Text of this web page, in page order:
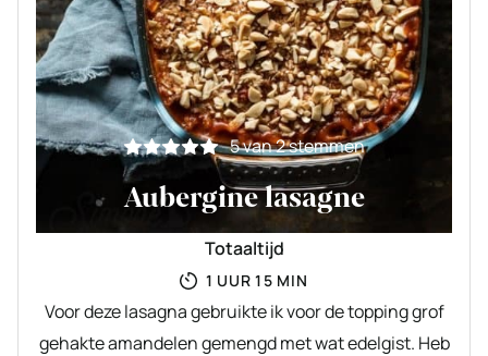
5van2stemmen
Aubergine lasagne
Totaaltijd
1 UUR
UUR 15MINUTEN
MIN
Voor deze lasagna gebruikte ik voor de topping grof
gehakte amandelen gemengd met wat edelgist. Heb